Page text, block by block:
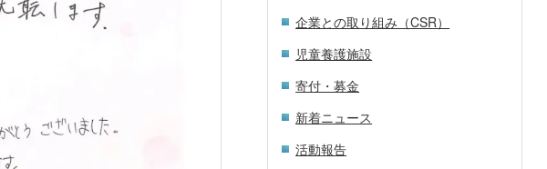
企業との取り組み（CSR）
児童養護施設
寄付・募金
新着ニュース
活動報告